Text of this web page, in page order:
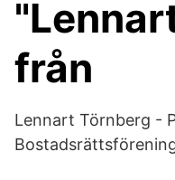
från
Lennart Törnberg -